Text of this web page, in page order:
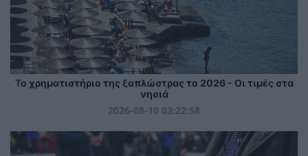
Το χρηματιστήριο της ξαπλώστρας το 2026 - Οι τιμές στα
νησιά
2026-08-10 03:22:58